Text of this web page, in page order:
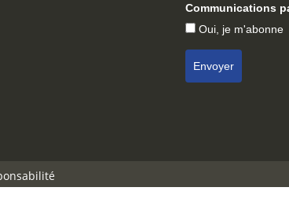
Communications
Oui, je m'abonne
Envoyer